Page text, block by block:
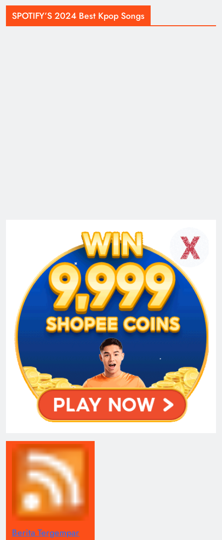
SPOTIFY’S 2024 Best Kpop Songs
Berita Tergempar